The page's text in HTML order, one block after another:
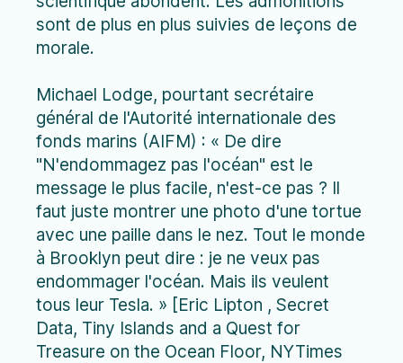
sont de plus en plus suivies de leçons de
morale.
Michael Lodge, pourtant secrétaire
général de l'Autorité internationale des
fonds marins (AIFM) : « De dire
"N'endommagez pas l'océan" est le
message le plus facile, n'est-ce pas ? Il
faut juste montrer une photo d'une tortue
avec une paille dans le nez. Tout le monde
à Brooklyn peut dire : je ne veux pas
endommager l'océan. Mais ils veulent
tous leur Tesla. » [Eric Lipton , Secret
Data, Tiny Islands and a Quest for
Treasure on the Ocean Floor, NYTimes